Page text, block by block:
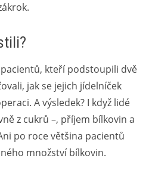
kteří podstoupili dvě
jak se jejich jídelníček
A výsledek? I když lidé
z cukrů –, příjem bílkovin a
po roce většina pacientů
množství bílkovin.